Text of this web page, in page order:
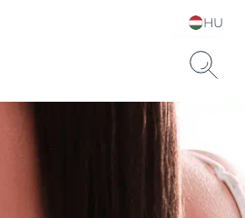
HU
Choose your Language &
Country